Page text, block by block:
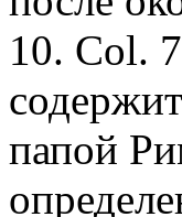
10. Col.
папой